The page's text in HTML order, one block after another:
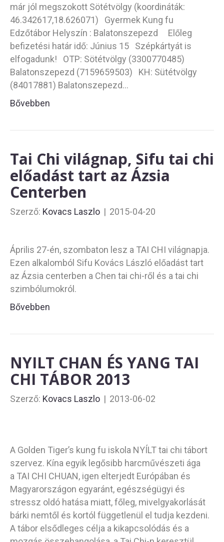
már jól megszokott Sötétvölgy (koordináták:
46.342617,18.626071) Gyermek Kung fu
Edzőtábor Helyszín : Balatonszepezd Előleg
befizetési határ idő: Június 15 Szépkártyát is
elfogadunk! OTP: Sötétvölgy (3300770485)
Balatonszepezd (7159659503) KH: Sütétvölgy
(84017881) Balatonszepezd…
Bővebben
Tai Chi világnap, Sifu tai chi
előadást tart az Ázsia
Centerben
Szerző: Kovacs Laszlo | 2015-04-20
Április 27-én, szombaton lesz a TAI CHI világnapja.
Ezen alkalomból Sifu Kovács László előadást tart
az Ázsia centerben a Chen tai chi-ről és a tai chi
szimbólumokról.
Bővebben
NYILT CHAN ÉS YANG TAI
CHI TÁBOR 2013
Szerző: Kovacs Laszlo | 2013-06-02
A Golden Tiger’s kung fu iskola NYÍLT tai chi tábort
szervez. Kína egyik legősibb harcművészeti ága
a TAI CHI CHUAN, igen elterjedt Európában és
Magyarországon egyaránt, egészségügyi és
stressz oldó hatása miatt, főleg, mivelgyakorlását
bárki nemtől és kortól függetlenül el tudja kezdeni.
A tábor elsődleges célja a kikapcsolódás és a